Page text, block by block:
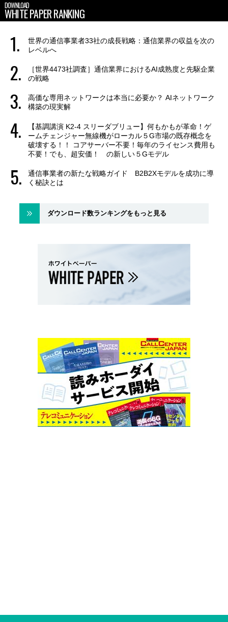
DOWNLOAD
WHITE PAPER RANKING
世界の通信事業者33社の成長戦略：通信業界の収益を次の
レベルへ
［世界4473社調査］通信業界におけるAI成熟度と先駆企業
の戦略
高価な専用ネットワークは本当に必要か？ AIネットワーク
構築の現実解
【基調講演 K2-4 スリーダブリュー】何もかもが革命！ゲ
ームチェンジャー無線機がローカル５G市場の既存概念を
破壊する！！ コアサーバー不要！毎年のライセンス費用も
不要！でも、超安価！ の新しい５Gモデル
通信事業者の新たな戦略ガイド B2B2Xモデルを成功に導
く秘訣とは
ダウンロード数ランキングをもっと見る